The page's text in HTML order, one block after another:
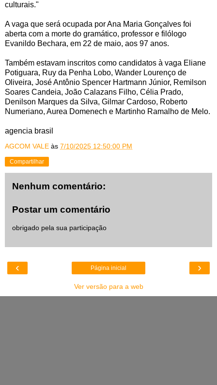
culturais."
A vaga que será ocupada por Ana Maria Gonçalves foi
aberta com a morte do gramático, professor e filólogo
Evanildo Bechara, em 22 de maio, aos 97 anos.
Também estavam inscritos como candidatos à vaga Eliane
Potiguara, Ruy da Penha Lobo, Wander Lourenço de
Oliveira, José Antônio Spencer Hartmann Júnior, Remilson
Soares Candeia, João Calazans Filho, Célia Prado,
Denilson Marques da Silva, Gilmar Cardoso, Roberto
Numeriano, Aurea Domenech e Martinho Ramalho de Melo.
agencia brasil
AGCOM VALE às 7/10/2025 12:50:00 PM
Compartilhar
Nenhum comentário:
Postar um comentário
obrigado pela sua participação
‹ ›
Página inicial
Ver versão para a web